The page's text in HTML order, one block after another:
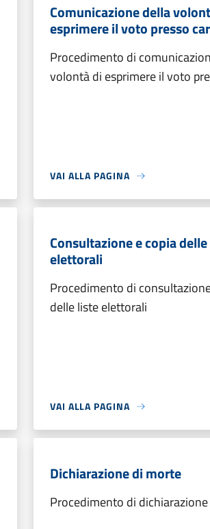
Comunicazione della
esprimere il voto presso
Procedimento di
volontà di esprimere il voto
VAI ALLA PAGINA
Consultazione e copia
elettorali
Procedimento di
delle liste elettorali
VAI ALLA PAGINA
Dichiarazione di morte
Procedimento di